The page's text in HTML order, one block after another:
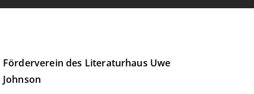
Förderverein des Literaturhaus Uwe
Johnson